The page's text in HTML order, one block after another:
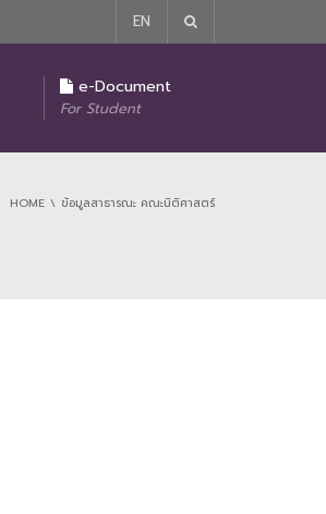
EN
e-Document
For Student
HOME ข้อมูลสาธารณะ คณะนิติศาสตร์